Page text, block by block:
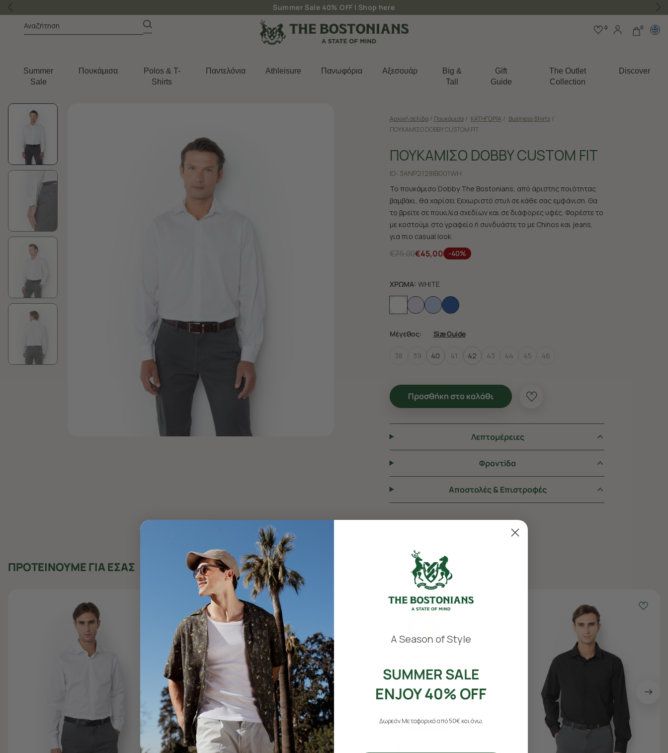
Δωρεάν μεταφορικά για παραγγελίες άνω των 50€
0 0
Summer
Sale
Πουκάμισα
Polos & T-
Shirts
Παντελόνια Athleisure Πανωφόρια Aξεσουάρ
Big &
Tall
Gift
Guide
The Outlet
Collection
Discover
Αρχική σελίδα / Πουκάμισα / ΚΑΤΗΓΟΡΙΑ / Business Shirts /
ΠΟΥΚΑΜΙΣΟ DOBBY CUSTOM FIT
ΠΟΥΚΑΜΙΣΟ DOBBY CUSTOM FIT
ID: 3ANP2128|B001WH
Το πουκάμισο Dobby The Bostonians, από άριστης ποιότητας
βαμβάκι, θα χαρίσει ξεχωριστό στυλ σε κάθε σας εμφάνιση. Θα
το βρείτε σε ποικιλία σχεδίων και σε διάφορες υφές. Φορέστε το
με κοστούμι στο γραφείο ή συνδυάστε το με Chinos και jeans,
για πιο casual look.
€75,00€45,00 -40%
ΧΡΩΜΑ: WHITE
Μέγεθος: Size Guide
38 39 40 41 42 43 44 45 46
Προσθήκη στο καλάθι
Λεπτομέρειες
Φροντiδα
Αποστολές & Επιστροφές
ΠΡΟΤΕΙΝΟΥΜΕ ΓΙΑ ΕΣΑΣ
A Season of Style
SUMMER SALE
ENJOY 40% OFF
Δωρεάν Μεταφορικά από 50€ και άνω.